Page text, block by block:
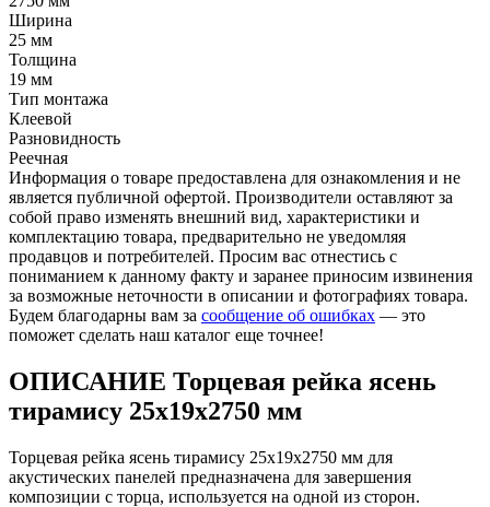
Ширина
25 мм
Толщина
19 мм
Тип монтажа
Клеевой
Разновидность
Реечная
Информация о товаре предоставлена для ознакомления и не
является публичной офертой. Производители оставляют за
собой право изменять внешний вид, характеристики и
комплектацию товара, предварительно не уведомляя
продавцов и потребителей. Просим вас отнестись с
пониманием к данному факту и заранее приносим извинения
за возможные неточности в описании и фотографиях товара.
Будем благодарны вам за сообщение об ошибках — это
поможет сделать наш каталог еще точнее!
ОПИСАНИЕ Торцевая рейка ясень
тирамису 25x19x2750 мм
Торцевая рейка ясень тирамису 25x19x2750 мм для
акустических панелей предназначена для завершения
композиции с торца, используется на одной из сторон.